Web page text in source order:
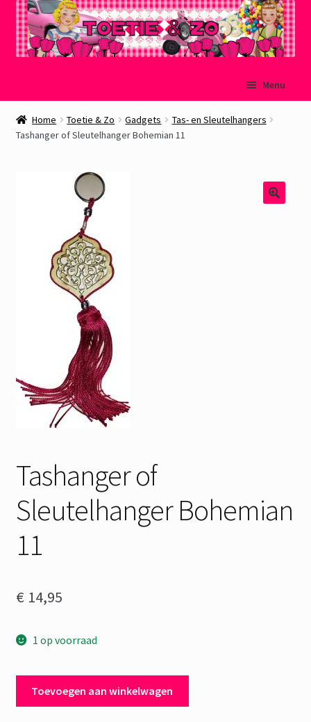
naar
navigatie
de
inhoud
Menu
Welkom
Winkelmand
Over Toetie & Zo
Home Toetie & Zo Gadgets
Tas- en Sleutelhangers
Tashanger of Sleutelhanger Bohemian 11
Tashanger of
Sleutelhanger Bohemian
11
€ 14,95
1 op voorraad
Toevoegen aan winkelwagen